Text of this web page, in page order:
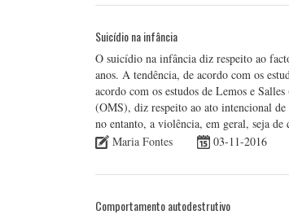
Suicídio na infância
O suicídio na infância diz respeito ao
anos. A tendência, de acordo com os
acordo com os estudos de Lemos e
(OMS), diz respeito ao ato intencional de
no entanto, a violência, em geral, seja
Maria Fontes
03-11-2016
Comportamento autodestrutivo